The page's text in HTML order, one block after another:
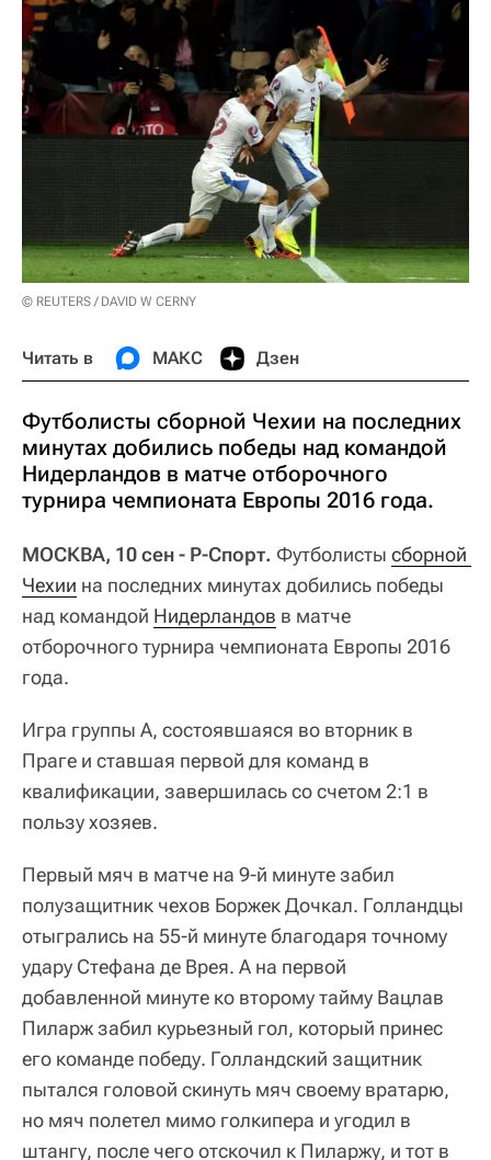
© REUTERS / DAVID W CERNY
Читать в МАКС Дзен
Футболисты сборной Чехии на последних
минутах добились победы над командой
Нидерландов в матче отборочного
турнира чемпионата Европы 2016 года.
МОСКВА, 10 сен - Р-Спорт. Футболисты сборной
Чехии на последних минутах добились победы
над командой Нидерландов в матче
отборочного турнира чемпионата Европы 2016
года.
Игра группы А, состоявшаяся во вторник в
Праге и ставшая первой для команд в
квалификации, завершилась со счетом 2:1 в
пользу хозяев.
Первый мяч в матче на 9-й минуте забил
полузащитник чехов Боржек Дочкал. Голландцы
отыгрались на 55-й минуте благодаря точному
удару Стефана де Врея. А на первой
добавленной минуте ко второму тайму Вацлав
Пиларж забил курьезный гол, который принес
его команде победу. Голландский защитник
пытался головой скинуть мяч своему вратарю,
но мяч полетел мимо голкипера и угодил в
штангу, после чего отскочил к Пиларжу, и тот в